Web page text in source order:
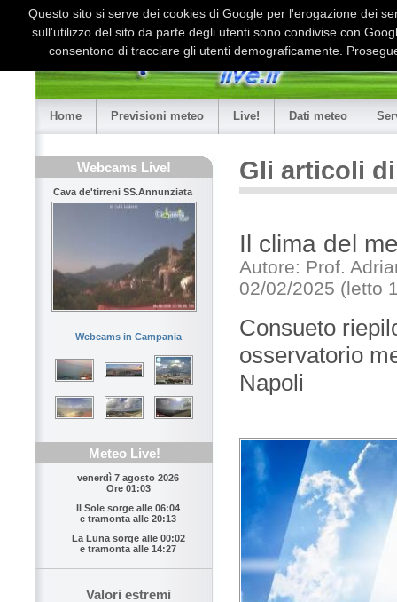
Home Previsioni meteo Live! Dati meteo
Webcams Live!
Cava de'tirreni SS.Annunziata
Webcams in Campania
Meteo Live!
venerdì 7 agosto 2026
Ore 01:03
Il Sole sorge alle 06:04
e tramonta alle 20:13
La Luna sorge alle 00:02
e tramonta alle 14:27
Valori estremi
Gli articoli
Il clima del
Autore: Prof.
02/02/2025 (letto
Consueto
osservatorio
Napoli
Questo sito si serve dei cookies di Google per l'erogazione dei
sull'utilizzo del sito da parte degli utenti sono condivise con
consentono di tracciare gli utenti demograficamente.